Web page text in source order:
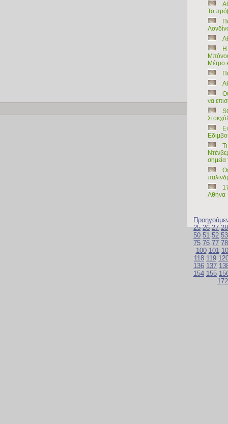
Το
Η
Μέτρο
να
Αθήνα
25 26 27 28
50 51 52 53
75 76 77 78
100 101
118 119
136 137
154 155
172